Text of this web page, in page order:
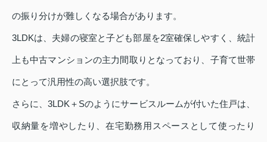
の振り分けが難しくなる場合があります。
3LDKは、夫婦の寝室と子ども部屋を2室確保しやすく、統計
上も中古マンションの主力間取りとなっており、子育て世帯
にとって汎用性の高い選択肢です。
さらに、3LDK＋Sのようにサービスルームが付いた住戸は、
収納量を増やしたり、在宅勤務用スペースとして使ったり